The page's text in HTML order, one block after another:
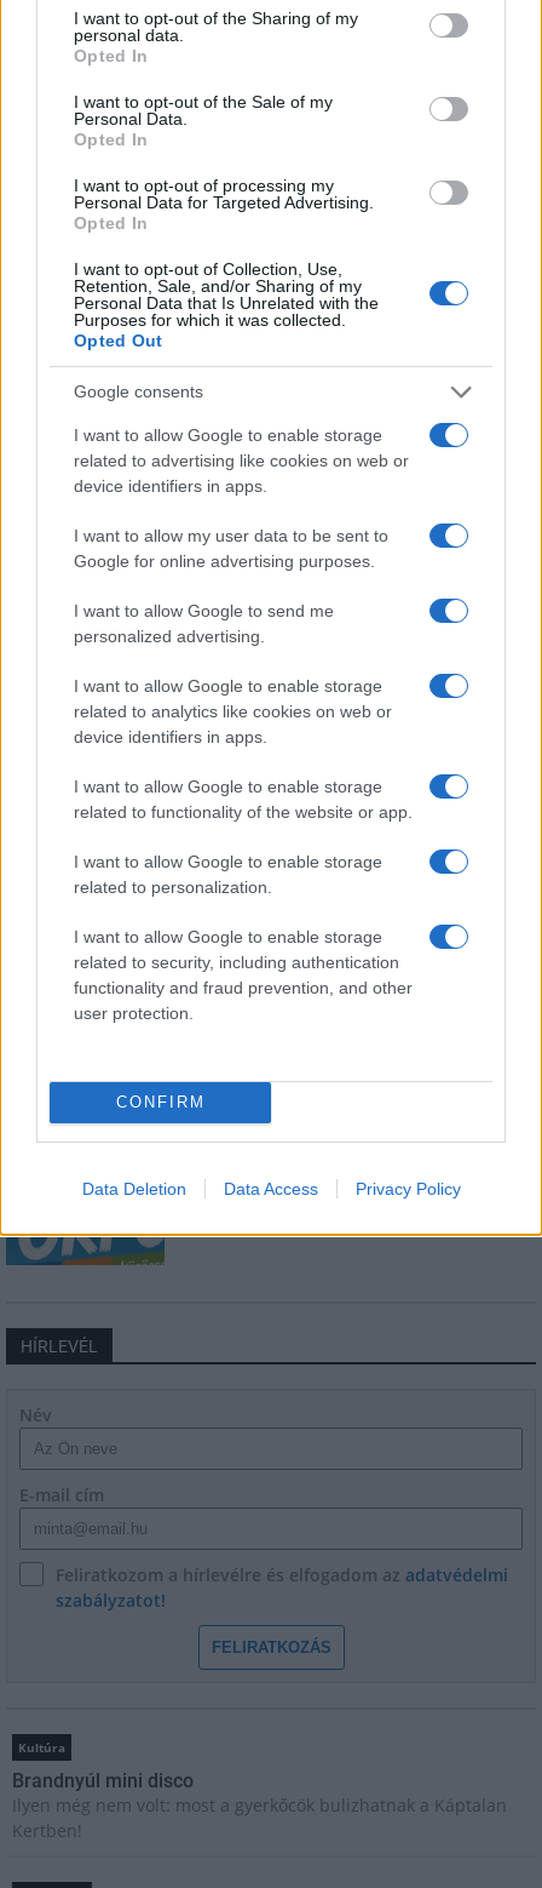
not limited to your visit or usage behaviour. You may click to
grant or deny consent to Google and its third-party tags to
use your data for below specified purposes in below Google
consent section.
I want to opt-out of the Sharing of my
personal data.
Opted In
I want to opt-out of the Sale of my
Personal Data.
Opted In
I want to opt-out of processing my
Personal Data for Targeted Advertising.
Opted In
I want to opt-out of Collection, Use,
Retention, Sale, and/or Sharing of my
Personal Data that Is Unrelated with the
Purposes for which it was collected.
Opted Out
Google consents
I want to allow Google to enable storage
related to advertising like cookies on web or
device identifiers in apps.
I want to allow my user data to be sent to
Google for online advertising purposes.
I want to allow Google to send me
personalized advertising.
I want to allow Google to enable storage
related to analytics like cookies on web or
device identifiers in apps.
I want to allow Google to enable storage
related to functionality of the website or app.
I want to allow Google to enable storage
related to personalization.
I want to allow Google to enable storage
related to security, including authentication
functionality and fraud prevention, and other
user protection.
CONFIRM
Data Deletion Data Access Privacy Policy
Gál Ferenc Egyetem
A lakosságra is fontos szerep hárul a szúnyoginvázió
elkerülésében
Itt az ÉVOSZ megoldása a hőhullámok és
az energiakrízis kezelésére
Országos hírek
Miért éri meg Afrikában utat építeni?
Minden, amit a GED Afrika projektről
tudni kell
Kultúra
Országos hírek
évre elegendő erőforrásait
Open Orfű: mozgás, zene, közösség
HÍRLEVÉL
Név
E-mail cím
Feliratkozom a hírlevélre és elfogadom az adatvédelmi
szabályzatot!
FELIRATKOZÁS
Kultúra
Brandnyúl mini disco
Ilyen még nem volt: most a gyerkőcök bulizhatnak a Káptalan
Kertben!